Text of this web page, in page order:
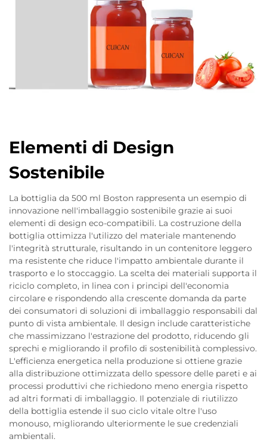
Elementi di Design
Sostenibile
La bottiglia da 500 ml Boston rappresenta un esempio di
innovazione nell'imballaggio sostenibile grazie ai suoi
elementi di design eco-compatibili. La costruzione della
bottiglia ottimizza l'utilizzo del materiale mantenendo
l'integrità strutturale, risultando in un contenitore leggero
ma resistente che riduce l'impatto ambientale durante il
trasporto e lo stoccaggio. La scelta dei materiali supporta il
riciclo completo, in linea con i principi dell'economia
circolare e rispondendo alla crescente domanda da parte
dei consumatori di soluzioni di imballaggio responsabili dal
punto di vista ambientale. Il design include caratteristiche
che massimizzano l'estrazione del prodotto, riducendo gli
sprechi e migliorando il profilo di sostenibilità complessivo.
L'efficienza energetica nella produzione si ottiene grazie
alla distribuzione ottimizzata dello spessore delle pareti e ai
processi produttivi che richiedono meno energia rispetto
ad altri formati di imballaggio. Il potenziale di riutilizzo
della bottiglia estende il suo ciclo vitale oltre l'uso
monouso, migliorando ulteriormente le sue credenziali
ambientali.